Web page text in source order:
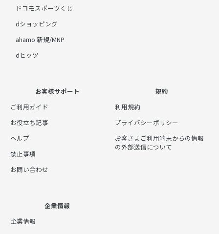
ドコモスポーツくじ
dショッピング
ahamo 新規/MNP
dヒッツ
お客様サポート
ご利用ガイド
お役立ち記事
ヘルプ
禁止事項
お問い合わせ
規約
利用規約
プライバシーポリシー
お客さまご利用端末からの情報
の外部送信について
企業情報
企業情報